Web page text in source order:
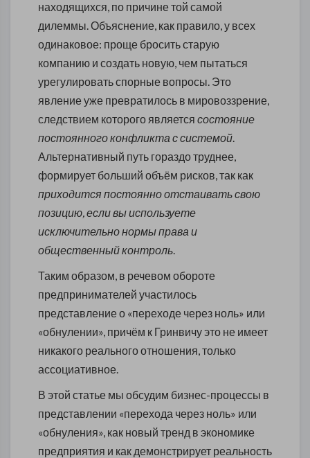
находящихся, по причине той самой
дилеммы. Объяснение, как правило, у всех
одинаковое: проще бросить старую
компанию и создать новую, чем пытаться
урегулировать спорные вопросы. Это
явление уже превратилось в мировоззрение,
следствием которого является состояние
постоянного конфликта с системой.
Альтернативный путь гораздо труднее,
формирует больший объём рисков, так как
приходится постоянно отстаивать свою
позицию, если вы используете
исключительно нормы права и
общественный контроль.
Таким образом, в речевом обороте
предпринимателей участилось
представление о «переходе через ноль» или
«обнулении», причём к Гринвичу это не имеет
никакого реального отношения, только
ассоциативное.
В этой статье мы обсудим бизнес-процессы в
представлении «перехода через ноль» или
«обнуления», как новый тренд в экономике
предприятия и как демонстрирует реальность